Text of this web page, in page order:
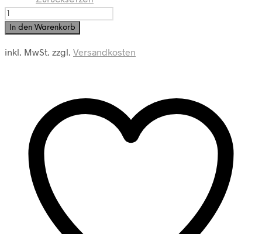
MILANO
ITALY
Damen
Kleid,
blau
In den Warenkorb
inkl. MwSt. zzgl. Versandkosten